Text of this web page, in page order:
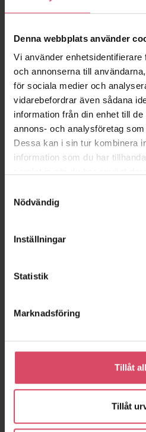
Denna webbplats använder
Vi använder
och annonserna till
för sociala medier och
vidarebefordrar även sådana
information från din enhet till
annons- och analysföretag
Dessa kan i sin tur kombinera
information som du har
Nödvändig
Inställningar
Statistik
Marknadsföring
Tillåt
Tillåt
Rullskifts balk